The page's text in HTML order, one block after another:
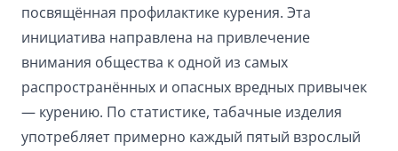
посвящённая профилактике курения. Эта
инициатива направлена на привлечение
внимания общества к одной из самых
распространённых и опасных вредных привычек
— курению. По статистике, табачные изделия
употребляет примерно каждый пятый взрослый